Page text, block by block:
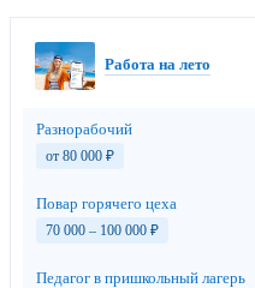
Работа на лето
Разнорабочий
от 80 000 ₽
Повар горячего цеха
70 000 – 100 000 ₽
Педагог в пришкольный лагерь